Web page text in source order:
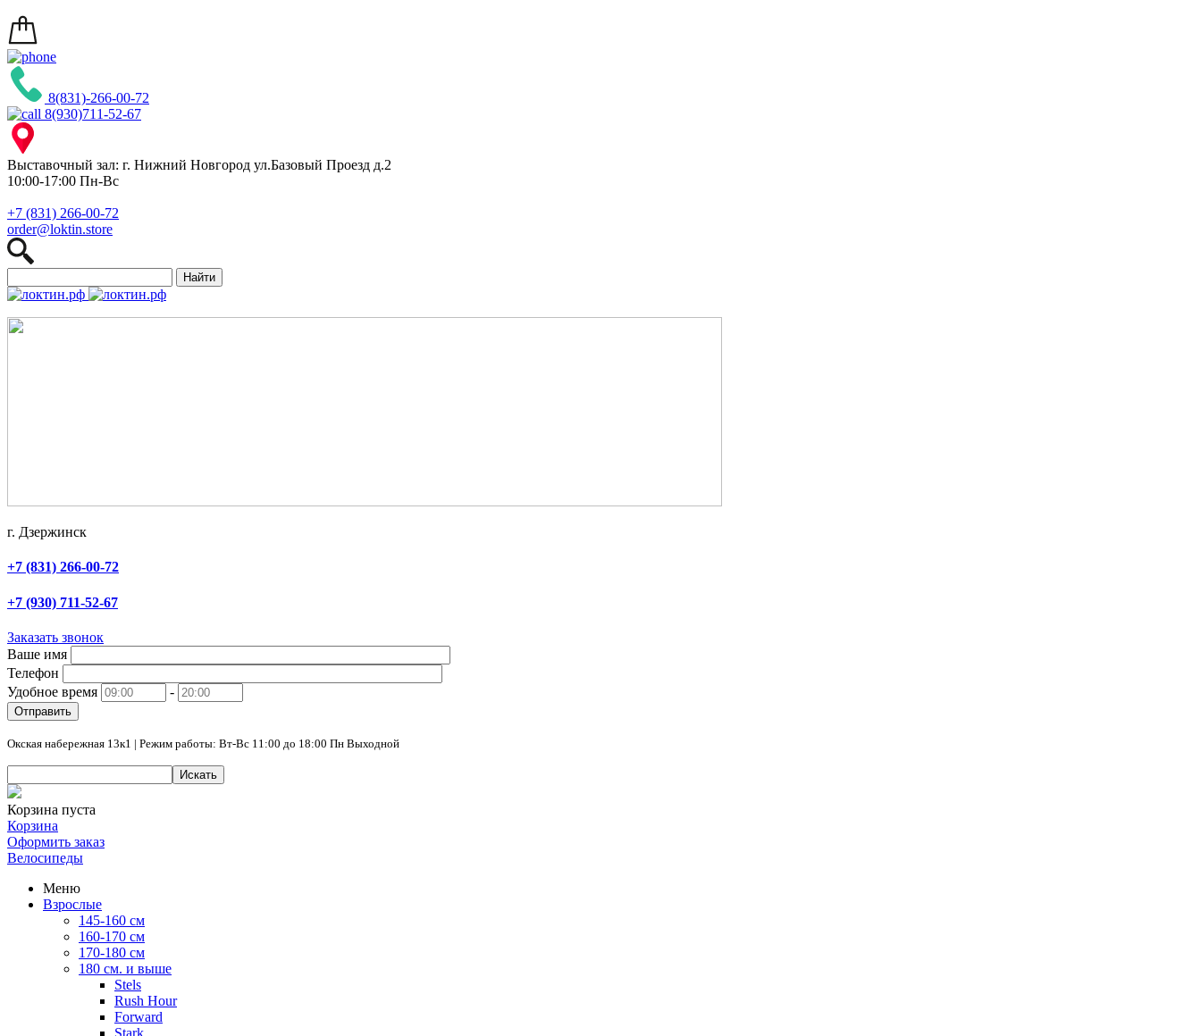
8(831)-266-00-72
8(930)711-52-67
Выставочный зал: г. Нижний Новгород ул.Базовый Проезд д.2
10:00-17:00 Пн-Вс
+7 (831) 266-00-72
order@loktin.store
Найти
г. Дзержинск
+7 (831) 266-00-72
+7 (930) 711-52-67
Заказать звонок
Ваше имя
Телефон
Удобное время
-
Отправить
Окская набережная 13к1 | Режим работы: Вт-Вс 11:00 до 18:00 Пн Выходной
Искать
Корзина пуста
Корзина
Оформить заказ
Велосипеды
Меню
Взрослые
145-160 см
160-170 см
170-180 см
180 см. и выше
Stels
Rush Hour
Forward
Stark